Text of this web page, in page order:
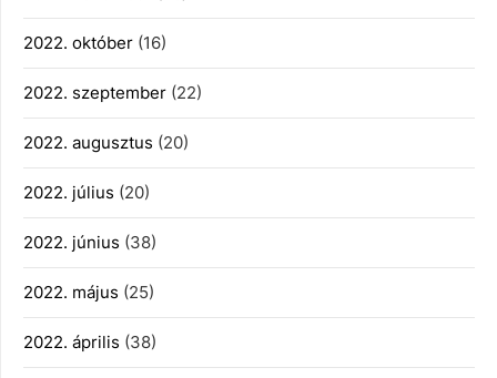
2022. október (16)
2022. szeptember (22)
2022. augusztus (20)
2022. július (20)
2022. június (38)
2022. május (25)
2022. április (38)